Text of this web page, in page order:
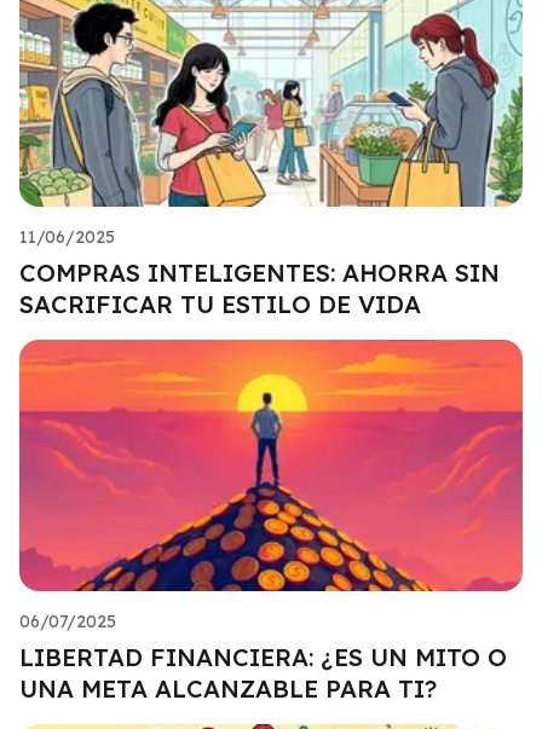
11/06/2025
COMPRAS INTELIGENTES: AHORRA SIN
SACRIFICAR TU ESTILO DE VIDA
06/07/2025
LIBERTAD FINANCIERA: ¿ES UN MITO O
UNA META ALCANZABLE PARA TI?